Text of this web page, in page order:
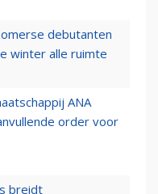
debutanten
winter alle ruimte
ANA
order voor
breidt